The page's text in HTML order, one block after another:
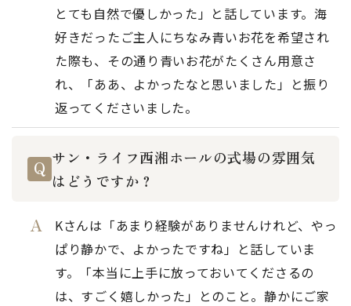
とても自然で優しかった」と話しています。海
好きだったご主人にちなみ青いお花を希望され
た際も、その通り青いお花がたくさん用意さ
れ、「ああ、よかったなと思いました」と振り
返ってくださいました。
サン・ライフ西湘ホールの式場の雰囲気
はどうですか？
Kさんは「あまり経験がありませんけれど、やっ
ぱり静かで、よかったですね」と話していま
す。「本当に上手に放っておいてくださるの
は、すごく嬉しかった」とのこと。静かにご家